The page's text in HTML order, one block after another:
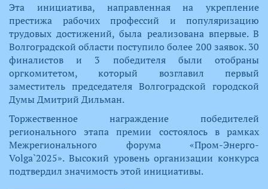
Эта инициатива, направленная на укрепление
престижа рабочих профессий и популяризацию
трудовых достижений, была реализована впервые. В
Волгоградской области поступило более 200 заявок. 30
финалистов и 3 победителя были отобраны
оргкомитетом, который возглавил первый
заместитель председателя Волгоградской городской
Думы Дмитрий Дильман.
Торжественное награждение победителей
регионального этапа премии состоялось в рамках
Межрегионального форума «Пром-Энерго-
Volga`2025». Высокий уровень организации конкурса
подтвердил значимость этой инициативы.